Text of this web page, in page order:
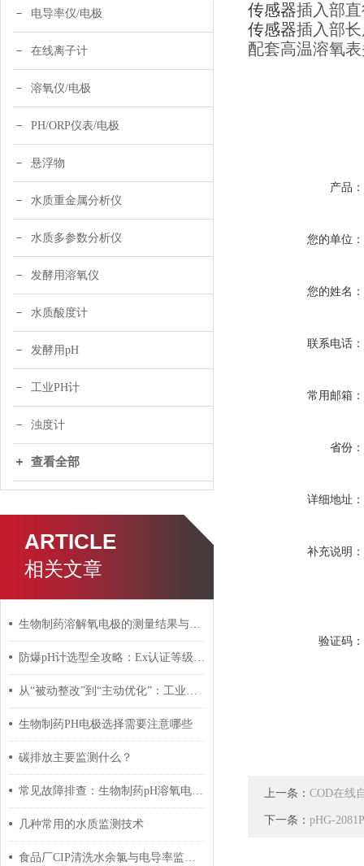
电导率仪/电极
在线离子计
溶氧仪/电极
PH/ORP仪表/电极
悬浮物
水质重金属分析仪
水质多参数分析仪
发酵用溶氧仪
水质酸度计
发酵用pH
工业PH计
浊度计
查看全部
ARTICLE
相关文章
生物制药溶解氧电极的测量结果与生物制药过程的关系
防爆pH计选型全攻略：Ex认证等级与安装规范详解
从“被动整改”到“主动优化”：工业电导率传感器应用新趋势
生物制药PH电极选择需要注意哪些
碳排放主要监测什么？
常见故障排查：生物制药pH溶氧电极信号漂移原因分析
几种常用的水质监测技术
食品厂CIP清洗水余氯与电导率监控：多参数仪表配置清单
传感器插入部
传感器插入部长
配套高温溶氧
产品：
您的单位：
您的姓名：
联系电话：
常用邮箱：
省份：
详细地址：
补充说明：
验证码：
上一条： COD在线
下一条： pHG-